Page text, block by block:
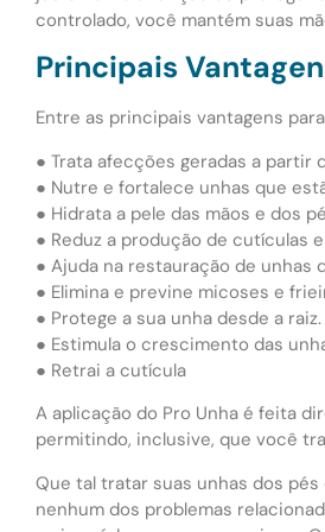
controlado, você mantém suas
Principais
Entre as principais vantagens
● Trata afecções geradas a partir
● Nutre e fortalece unhas que
● Hidrata a pele das mãos e dos
● Reduz a produção de cutículas
● Ajuda na restauração de unhas
● Elimina e previne micoses e
● Protege a sua unha desde a raiz.
● Estimula o crescimento das
● Retrai a cutícula
A aplicação do Pro Unha é feita
permitindo, inclusive, que você
Que tal tratar suas unhas dos
nenhum dos problemas